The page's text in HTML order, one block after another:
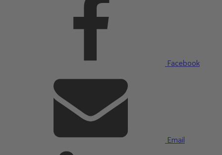
Facebook
Email